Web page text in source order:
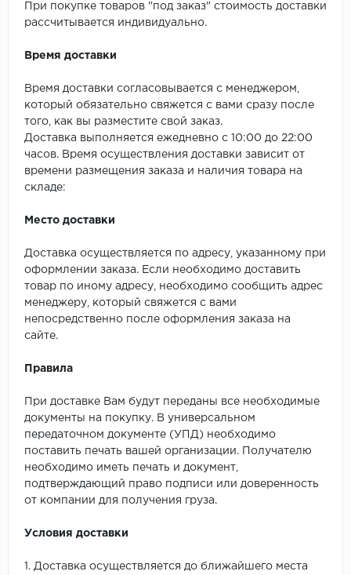
Vinilam
При покупке товаров "под заказ" стоимость доставки
рассчитывается индивидуально.
Время доставки
Время доставки согласовывается с менеджером,
который обязательно свяжется с вами сразу после
того, как вы разместите свой заказ.
Доставка выполняется ежедневно с 10:00 до 22:00
часов. Время осуществления доставки зависит от
времени размещения заказа и наличия товара на
складе:
Место доставки
Доставка осуществляется по адресу, указанному при
оформлении заказа. Если необходимо доставить
товар по иному адресу, необходимо сообщить адрес
менеджеру, который свяжется с вами
непосредственно после оформления заказа на
сайте.
Правила
При доставке Вам будут переданы все необходимые
документы на покупку. В универсальном
передаточном документе (УПД) необходимо
поставить печать вашей организации. Получателю
необходимо иметь печать и документ,
подтверждающий право подписи или доверенность
от компании для получения груза.
Условия доставки
1. Доставка осуществляется до ближайшего места